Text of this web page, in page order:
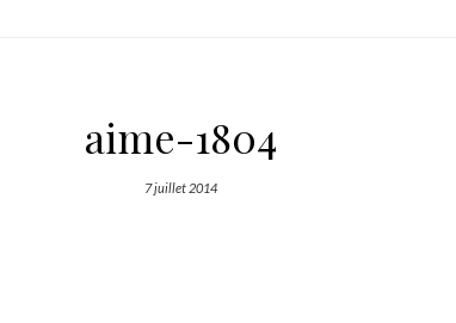
aime-1804
7 juillet 2014